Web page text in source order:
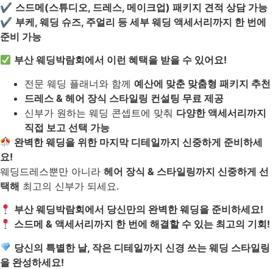
✔ 스드메(스튜디오, 드레스, 메이크업) 패키지 견적 상담 가능
✔ 부케, 웨딩 슈즈, 주얼리 등 세부 웨딩 액세서리까지 한 번에
준비 가능
부산 웨딩박람회에서 이런 혜택을 받을 수 있어요!
전문 웨딩 플래너와 함께 예산에 맞춘 맞춤형 패키지 추천
드레스 & 헤어 장식 스타일링 컨설팅 무료 제공
신부가 원하는 웨딩 콘셉트에 맞춰 다양한 액세서리까지
직접 보고 선택 가능
완벽한 웨딩을 위한 마지막 디테일까지 신중하게 준비하세
요!
웨딩드레스뿐만 아니라 헤어 장식 & 스타일링까지 신중하게 선
택해 최고의 신부가 되세요.
부산 웨딩박람회에서 당신만의 완벽한 웨딩을 준비하세요!
스드메 & 액세서리까지 한 번에 해결할 수 있는 최고의 기회!
당신의 특별한 날, 작은 디테일까지 신경 쓰는 웨딩 스타일링
을 완성하세요!